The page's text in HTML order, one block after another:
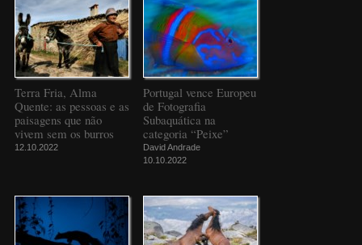
Terra Fria, Alma
Quente: as pessoas e as
paisagens que não
vivem sem os burros
12.10.2022
Portugal vence Europeu
de Fotografia
Subaquática na
categoria “Peixe”
David Andrade
10.10.2022